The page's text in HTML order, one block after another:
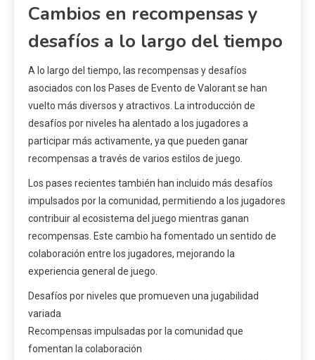
Cambios en recompensas y
desafíos a lo largo del tiempo
A lo largo del tiempo, las recompensas y desafíos
asociados con los Pases de Evento de Valorant se han
vuelto más diversos y atractivos. La introducción de
desafíos por niveles ha alentado a los jugadores a
participar más activamente, ya que pueden ganar
recompensas a través de varios estilos de juego.
Los pases recientes también han incluido más desafíos
impulsados por la comunidad, permitiendo a los jugadores
contribuir al ecosistema del juego mientras ganan
recompensas. Este cambio ha fomentado un sentido de
colaboración entre los jugadores, mejorando la
experiencia general de juego.
Desafíos por niveles que promueven una jugabilidad
variada
Recompensas impulsadas por la comunidad que
fomentan la colaboración